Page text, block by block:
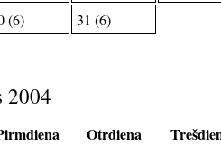
(6) 31 (6)
2004
Otrdiena